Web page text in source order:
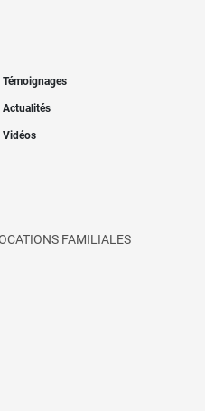
Témoignages
Actualités
Vidéos
FAMILIALES